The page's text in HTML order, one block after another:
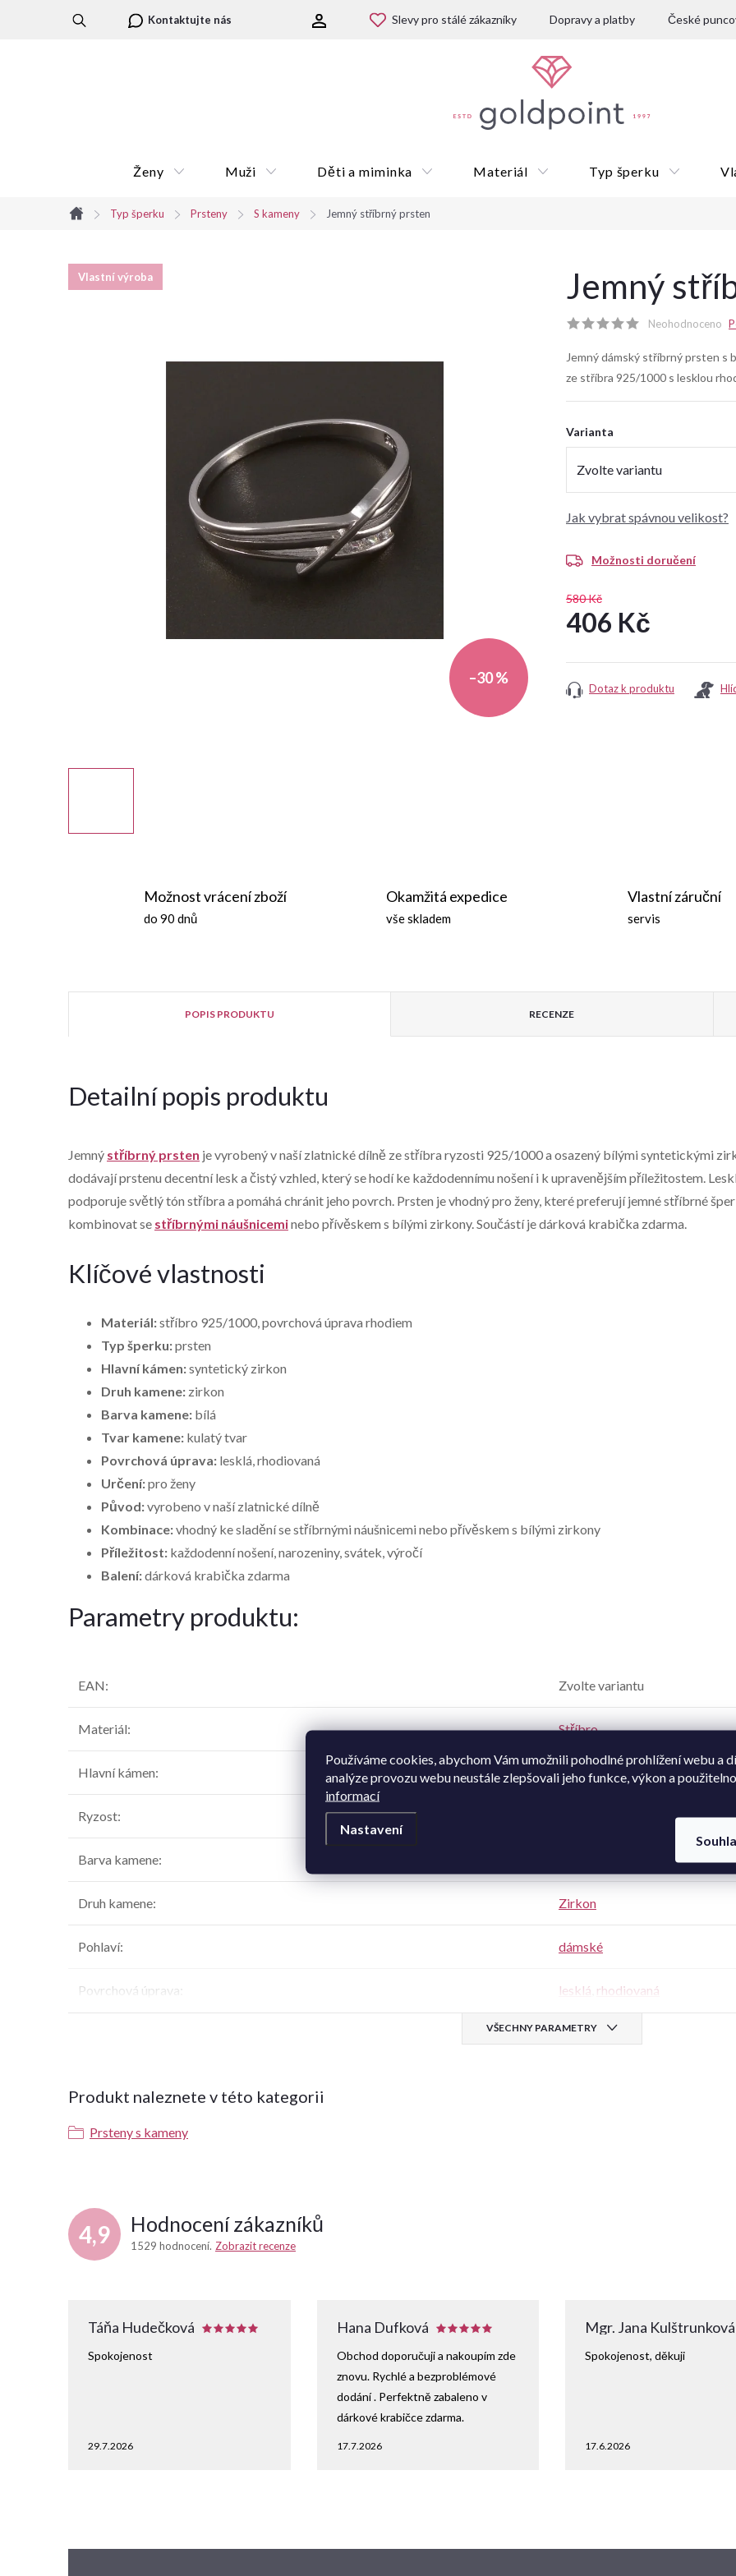
Používáme cookies, abychom Vám umožnili pohodlné prohlížení webu a
analýze provozu webu neustále zlepšovali jeho funkce, výkon a
informací
Nastavení
Kontaktujte nás Slevy pro stálé zákazníky Dopravy a platby České
Ženy Muži Děti a miminka Materiál Typ šperku
Domů
Typ šperku Prsteny S kameny Jemný stříbrný prsten
Vlastní výroba
–30 %
Jemný
Neohodnoceno
Jemný dámský stříbrný prsten s
ze stříbra 925/1000 s lesklou
Varianta
Jak vybrat spávnou velikost?
Možnosti doručení
580 Kč
406 Kč
cena:
Dotaz k produktu
Možnost vrácení zboží
do 90 dnů
Okamžitá expedice
vše skladem
Vlastní záruční
servis
POPIS PRODUKTU RECENZE
Detailní popis produktu
Jemný stříbrný prsten je vyrobený v naší zlatnické dílně ze stříbra ryzosti 925/1000 a osazený bílými syntetickými
dodávají prstenu decentní lesk a čistý vzhled, který se hodí ke každodennímu nošení i k upravenějším příležitostem.
podporuje světlý tón stříbra a pomáhá chránit jeho povrch. Prsten je vhodný pro ženy, které preferují jemné stříbrné
kombinovat se stříbrnými náušniceminebo přívěskem s bílými zirkony. Součástí je dárková krabička zdarma.
Klíčové vlastnosti
Materiál:stříbro 925/1000, povrchová úprava rhodiem
Typ šperku:prsten
Hlavní kámen:syntetický zirkon
Druh kamene: zirkon
Barva kamene: bílá
Tvar kamene: kulatý tvar
Povrchová úprava: lesklá, rhodiovaná
Určení:pro ženy
Původ:vyrobeno v naší zlatnické dílně
Kombinace:vhodný ke sladění se stříbrnými náušnicemi nebo přívěskem s bílými zirkony
Příležitost: každodenní nošení, narozeniny, svátek, výročí
Balení:dárková krabička zdarma
Parametry produktu:
EAN: Zvolte variantu
Materiál: Stříbro
Hlavní kámen: Zirkon - syntetický
Ryzost:
Barva kamene:
Druh kamene: Zirkon
Pohlaví: dámské
Povrchová úprava lesklá rhodiovaná
VŠECHNY PARAMETRY
Produkt naleznete v této kategorii
Prsteny s kameny
4,9 Hodnocení zákazníků
1529 hodnocení Zobrazit recenze
Táňa Hudečková
29.7.2026
Spokojenost
Hana Dufková
17.7.2026
Obchod doporučuji a nakoupím zde
znovu. Rychlé a bezproblémové
dodání . Perfektně zabaleno v
dárkové krabičce zdarma.
Mgr. Jana Kulštrunková
17.6.2026
Spokojenost, děkuji